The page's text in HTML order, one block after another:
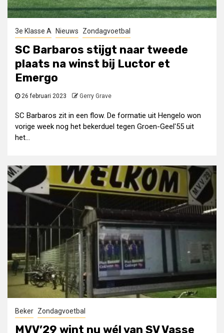
3e Klasse A Nieuws Zondagvoetbal
SC Barbaros stijgt naar tweede
plaats na winst bij Luctor et
Emergo
26 februari 2023 Gerry Grave
SC Barbaros zit in een flow. De formatie uit Hengelo won
vorige week nog het bekerduel tegen Groen-Geel'55 uit
het...
Beker Zondagvoetbal
MVV’29 wint nu wél van SV Vasse